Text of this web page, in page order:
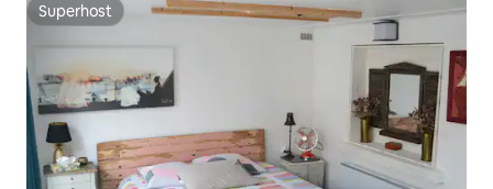
Superhost
Superhost